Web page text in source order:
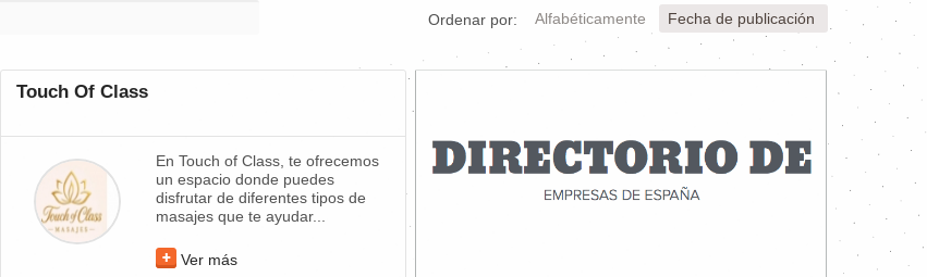
Ordenar por: Alfabéticamente Fecha de publicación
Touch Of Class
En Touch of Class, te ofrecemos
un espacio donde puedes
disfrutar de diferentes tipos de
masajes que te ayudar...
Ver más